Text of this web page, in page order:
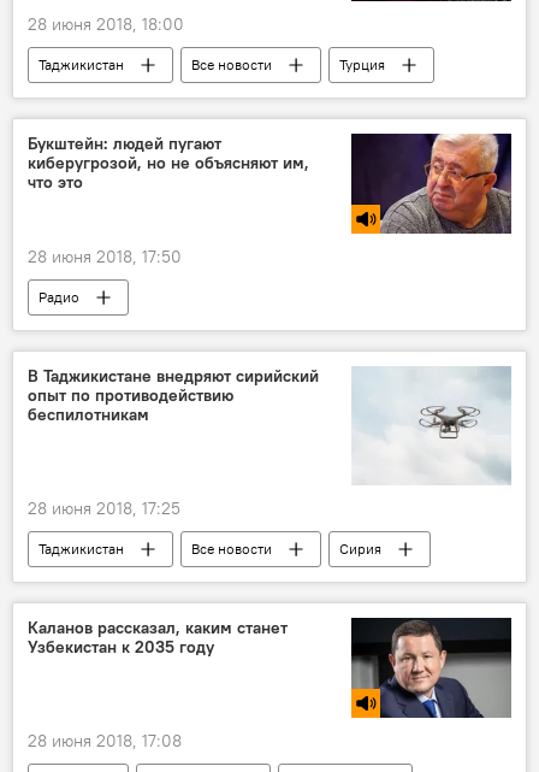
28 июня 2018, 18:00
Таджикистан Все новости
Турция
Эмомали Рахмон
производство
текстиль
Букштейн: людей пугают
киберугрозой, но не объясняют им,
что это
28 июня 2018, 17:50
Радио
В Таджикистане внедряют сирийский
опыт по противодействию
беспилотникам
28 июня 2018, 17:25
Таджикистан Все новости
Сирия
ЦВО
201-я РВБ в Таджикистане
Каланов рассказал, каким станет
Узбекистан к 2035 году
28 июня 2018, 17:08